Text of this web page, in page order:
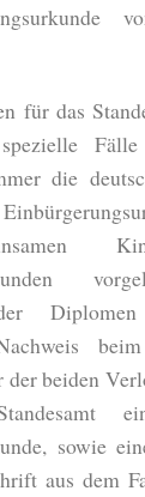
für das
die
der beiden
sowie
aus dem